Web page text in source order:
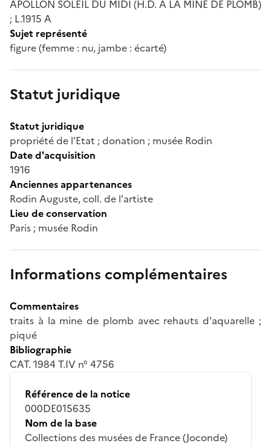
APOLLON SOLEIL DU MIDI (H.D. A LA MINE DE PLOMB)
; L.1915 A
Sujet représenté
figure (femme : nu, jambe : écarté)
Statut juridique
Statut juridique
propriété de l'Etat ; donation ; musée Rodin
Date d'acquisition
1916
Anciennes appartenances
Rodin Auguste, coll. de l'artiste
Lieu de conservation
Paris ; musée Rodin
Informations complémentaires
Commentaires
traits à la mine de plomb avec rehauts d'aquarelle ;
piqué
Bibliographie
CAT. 1984 T.IV n° 4756
Référence de la notice
000DE015635
Nom de la base
Collections des musées de France (Joconde)